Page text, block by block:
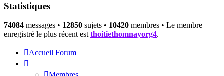
Statistiques
74084 messages • 12850 sujets • 10420 membres • Le membre
enregistré le plus récent est thoitiethomnayorg4.
Accueil Forum